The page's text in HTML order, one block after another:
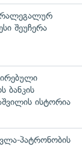
შეუჩერა
ბანკის
ისტორია
პატრონობის